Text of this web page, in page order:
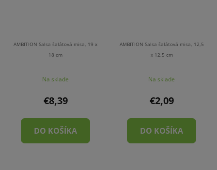
AMBITION Salsa šalátová misa, 19 x
18 cm
Na sklade
€8,39
DO KOŠÍKA
AMBITION Salsa šalátová misa, 12,5
x 12,5 cm
Na sklade
€2,09
DO KOŠÍKA